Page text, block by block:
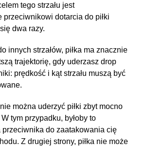
tego strzału jest
przeciwnikowi dotarcia do piłki
dwa razy.
innych strzałów, piłka ma znacznie
trajektorię, gdy uderzasz drop
prędkość i kąt strzału muszą być
można uderzyć piłki zbyt mocno
tym przypadku, byłoby to
do zaatakowania cię
Z drugiej strony, piłka nie może